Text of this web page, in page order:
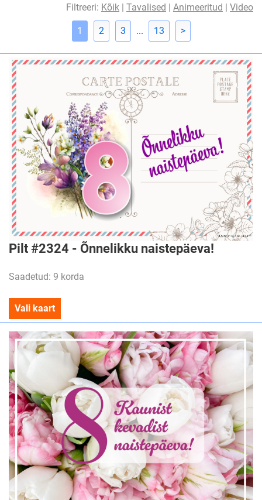
Filtreeri: Kõik | Tavalised | Animeeritud | Video
1 2 3 ... 13 >
Pilt #2324 - Õnnelikku naistepäeva!
Saadetud: 9 korda
Vali kaart